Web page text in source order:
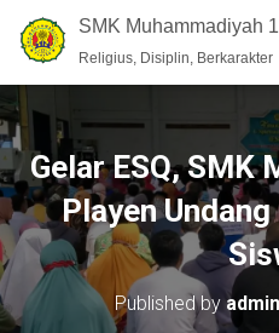
SMK Muhammadiyah
Religius, Disiplin, Berkarakter
Gelar ESQ, SMK
Playen
Published byadmin